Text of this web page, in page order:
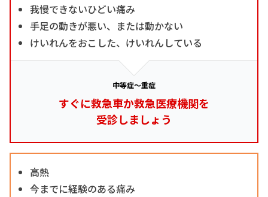
我慢できないひどい痛み
手足の動きが悪い、または動かない
けいれんをおこした、けいれんしている
中等症～重症
すぐに救急車か救急医療機関を
受診しましょう
高熱
今までに経験のある痛み